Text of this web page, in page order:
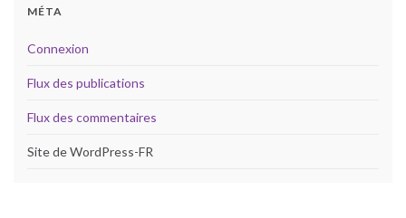
MÉTA
Connexion
Flux des publications
Flux des commentaires
Site de WordPress-FR